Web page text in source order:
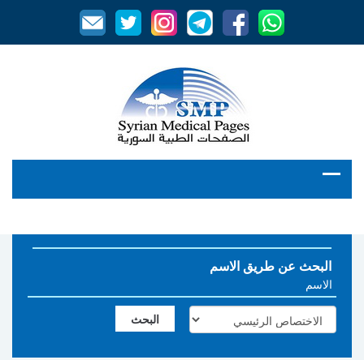
البحث عن طريق الاسم